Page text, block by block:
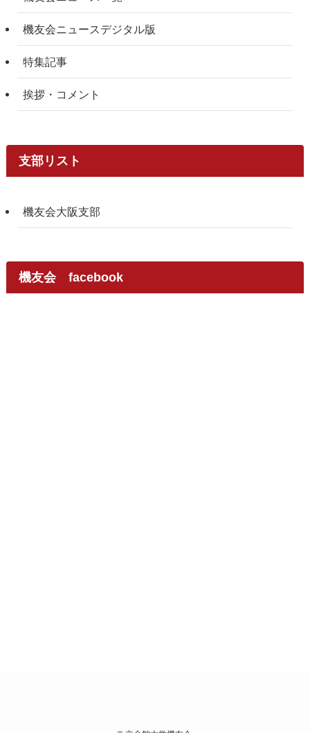
機友会ニュースデジタル版
特集記事
挨拶・コメント
支部リスト
機友会大阪支部
機友会 facebook